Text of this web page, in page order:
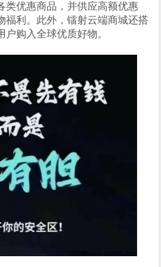
类优惠商品，并供应高额优惠
福利。此外，镭射云端商城还搭
购入全球优质好物。